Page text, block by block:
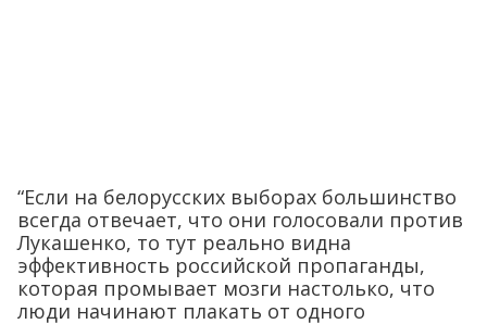
“Если на белорусских выборах большинство
всегда отвечает, что они голосовали против
Лукашенко, то тут реально видна
эффективность российской пропаганды,
которая промывает мозги настолько, что
люди начинают плакать от одного